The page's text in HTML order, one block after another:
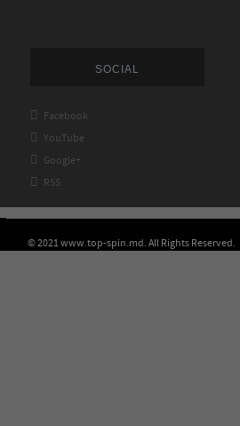
SOCIAL
 Facebook
 YouTube
 Google+
 RSS
© 2021 www.top-spin.md. All Rights Reserved.